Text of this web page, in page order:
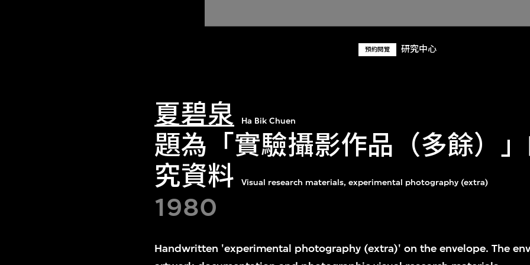
預約閱覽 研究中心
夏碧泉 Ha Bik Chuen
題為「實驗攝影作品（多餘）
究資料
Visual research materials, experimental photography (extra)
1980
Handwritten 'experimental photography (extra)' on the envelope. The